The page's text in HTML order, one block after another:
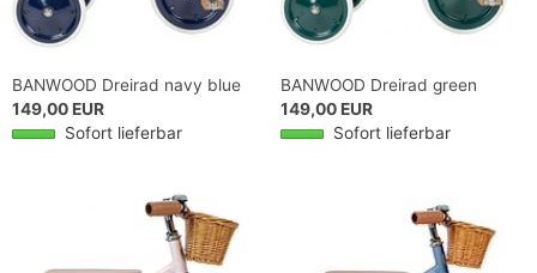
BANWOOD Dreirad navy blue
149,00 EUR
Sofort lieferbar
BANWOOD Dreirad green
149,00 EUR
Sofort lieferbar